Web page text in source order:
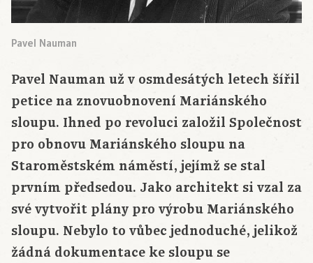
Pavel Nauman
Pavel Nauman už v osmdesátých letech šířil
petice na znovuobnovení Mariánského
sloupu. Ihned po revoluci založil Společnost
pro obnovu Mariánského sloupu na
Staroměstském náměstí, jejímž se stal
prvním předsedou. Jako architekt si vzal za
své vytvořit plány pro výrobu Mariánského
sloupu. Nebylo to vůbec jednoduché, jelikož
žádná dokumentace ke sloupu se